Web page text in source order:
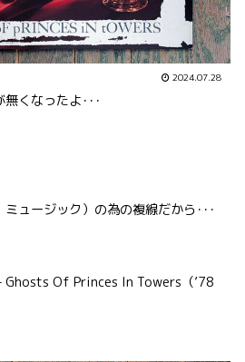
2024.07.28
くなったよ･･･
ュージック）の為の複線だから･･･
Of Princes In Towers（’78